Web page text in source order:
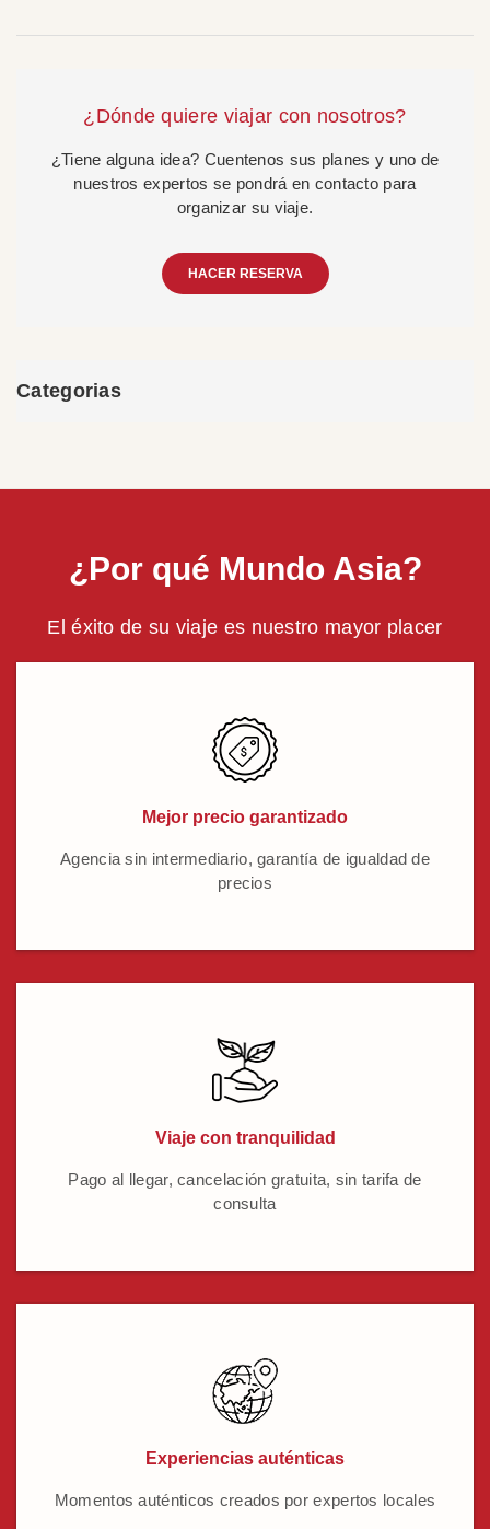
¿Dónde quiere viajar con nosotros?
¿Tiene alguna idea? Cuentenos sus planes y uno de
nuestros expertos se pondrá en contacto para
organizar su viaje.
HACER RESERVA
Categorias
¿Por qué Mundo Asia?
El éxito de su viaje es nuestro mayor placer
Mejor precio garantizado
Agencia sin intermediario, garantía de igualdad de
precios
Viaje con tranquilidad
Pago al llegar, cancelación gratuita, sin tarifa de
consulta
Experiencias auténticas
Momentos auténticos creados por expertos locales